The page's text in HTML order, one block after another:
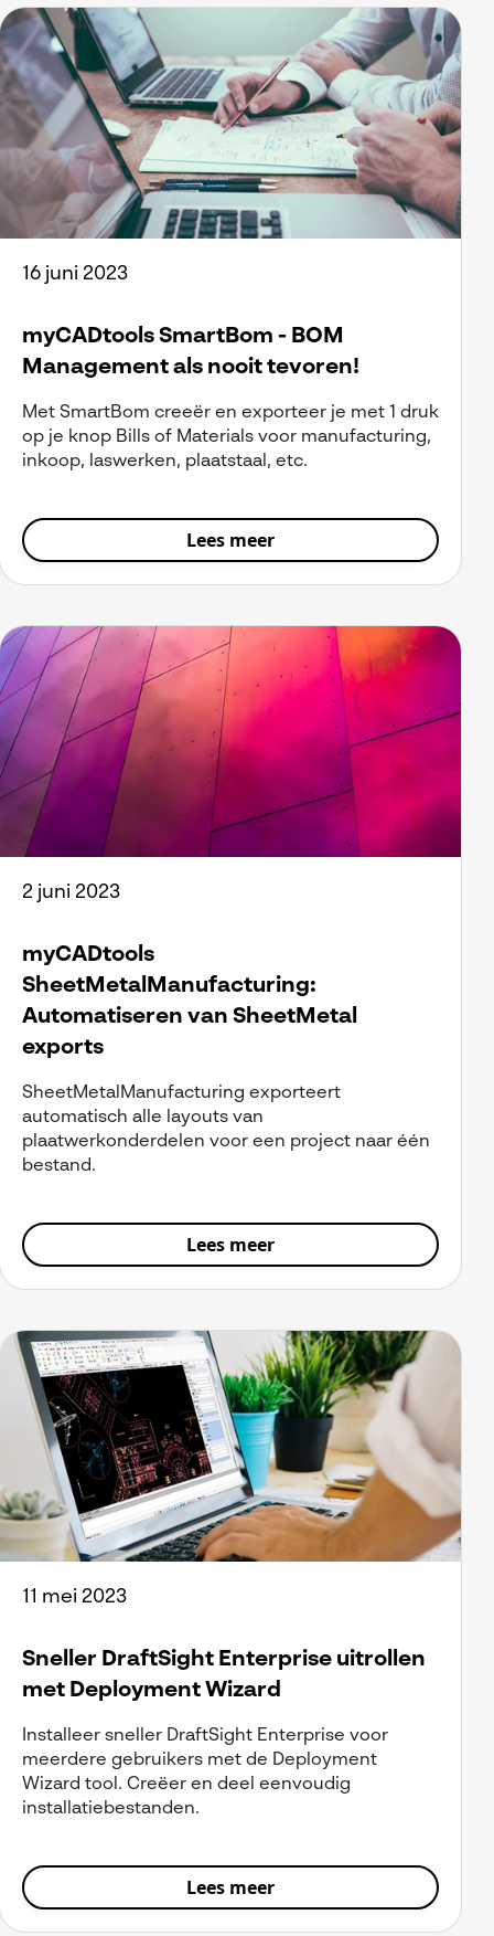
16 juni 2023
myCADtools SmartBom - BOM
Management als nooit tevoren!
Met SmartBom creeër en exporteer je met 1 druk
op je knop Bills of Materials voor manufacturing,
inkoop, laswerken, plaatstaal, etc.
Lees meer
2 juni 2023
myCADtools
SheetMetalManufacturing:
Automatiseren van SheetMetal
exports
SheetMetalManufacturing exporteert
automatisch alle layouts van
plaatwerkonderdelen voor een project naar één
bestand.
Lees meer
11 mei 2023
Sneller DraftSight Enterprise uitrollen
met Deployment Wizard
Installeer sneller DraftSight Enterprise voor
meerdere gebruikers met de Deployment
Wizard tool. Creëer en deel eenvoudig
installatiebestanden.
Lees meer